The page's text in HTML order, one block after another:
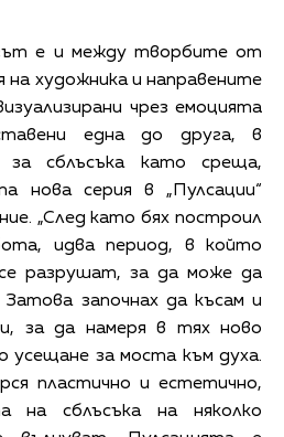
е и между творбите от
на художника и направените
чрез емоцията
една до друга, в
за сблъсъка като среща,
нова серия в „Пулсации“
„След като бях построил
идва период, в който
разрушат, за да може да
започнах да късам и
за да намеря в тях ново
усещане за моста към духа.
пластично и естетично,
на сблъсъка на няколко